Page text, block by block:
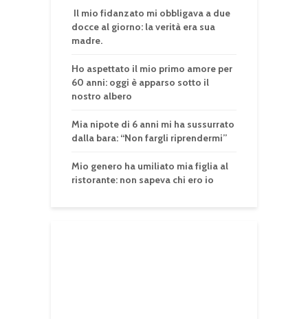
Il mio fidanzato mi obbligava a due
docce al giorno: la verità era sua
madre.
Ho aspettato il mio primo amore per
60 anni: oggi è apparso sotto il
nostro albero
Mia nipote di 6 anni mi ha sussurrato
dalla bara: “Non fargli riprendermi”
Mio genero ha umiliato mia figlia al
ristorante: non sapeva chi ero io